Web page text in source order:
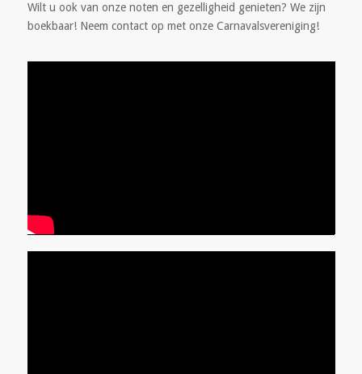
Wilt u ook van onze noten en gezelligheid genieten? We zijn
boekbaar! Neem contact op met onze Carnavalsvereniging!